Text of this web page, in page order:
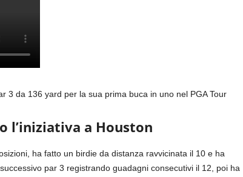
3 da 136 yard per la sua prima buca in uno nel PGA Tour
l’iniziativa a Houston
ha fatto un birdie da distanza ravvicinata il 10 e ha
par 3 registrando guadagni consecutivi il 12, poi ha